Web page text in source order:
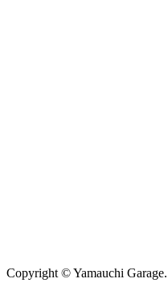
Copyright © Yamauchi